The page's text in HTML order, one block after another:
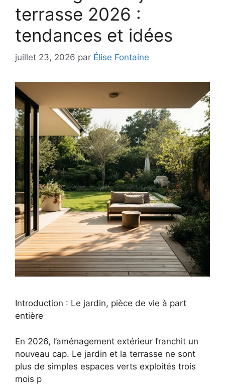
terrasse 2026 :
tendances et idées
juillet 23, 2026 par Élise Fontaine
Introduction : Le jardin, pièce de vie à part
entière
En 2026, l’aménagement extérieur franchit un
nouveau cap. Le jardin et la terrasse ne sont
plus de simples espaces verts exploités trois
mois p